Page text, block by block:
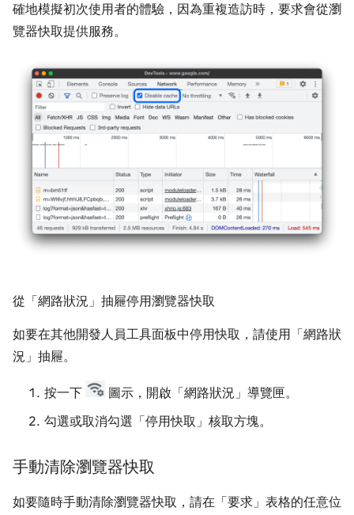
確地模擬初次使用者的體驗，因為重複造訪時，要求會從瀏
覽器快取提供服務。
從「網路狀況」抽屜停用瀏覽器快取
如要在其他開發人員工具面板中停用快取，請使用「網路狀
況」 抽屜。
按一下 圖示，開啟「網路狀況」 導覽匣。
勾選或取消勾選「停用快取」 核取方塊。
手動清除瀏覽器快取
如要隨時手動清除瀏覽器快取，請在「要求」 表格的任意位